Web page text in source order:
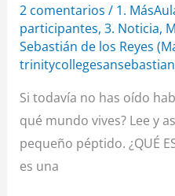
2 comentarios / 1.
participantes, 3. Noticia,
Sebastián de los Reyes
Si todavía no has oído
qué mundo vives? Lee y
pequeño péptido. ¿QUÉ
es una